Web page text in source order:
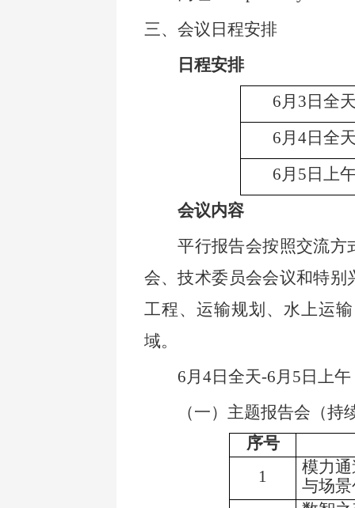
三、会议日程安排
日程安排
6月3日全
6月4日全
6月5日上
会议内容
平行报告会按照交流方
会、技术委员会会议和特
工程、运输规划、水上运
域。
6月4日全天-6月5日上午
（一）主题报告会（持
序号
1
模力
与场